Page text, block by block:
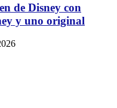
de Disney con
y uno original